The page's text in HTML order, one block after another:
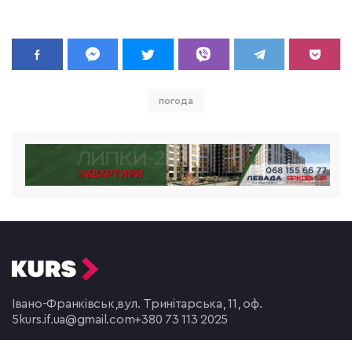
погода
Івано-Франківськ,вул. Тринітарська, 11, оф.
5 kurs.if.ua@gmail.com+380 73 113 2025